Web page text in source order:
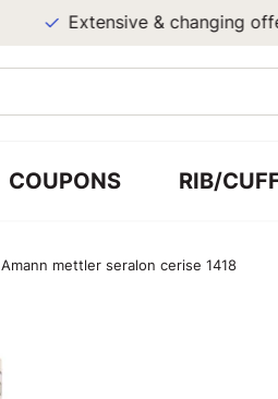
Extensive & changing
COUPONS RIB/
Amann mettler seralon cerise 1418